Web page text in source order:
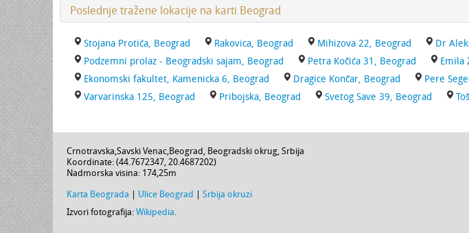
Poslednje tražene lokacije na karti Beograd
Stojana Protića, Beograd Rakovica, Beograd Mihizova 22, Beograd Dr
Podzemni prolaz - Beogradski sajam, Beograd
Petra Kočića 31, Beograd Emila
Ekonomski fakultet, Kamenicka 6, Beograd
Dragice Končar, Beograd Pere
Varvarinska 125, Beograd
Pribojska, Beograd Svetog Save 39, Beograd
Crnotravska,Savski Venac,Beograd, Beogradski okrug, Srbija
Koordinate: (44.7672347, 20.4687202)
Nadmorska visina: 174,25m
Karta Beograda Ulice Beograd
Srbija okruzi
Izvori fotografija: Wikipedia.